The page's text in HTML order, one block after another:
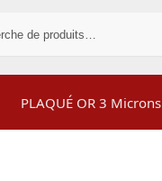
PLAQUÉ OR 3 Microns